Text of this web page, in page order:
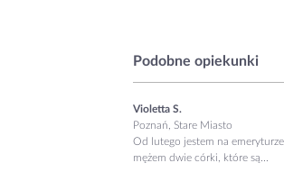
Podobne opiekunki
Violetta S.
Poznań, Stare Miasto
Od lutego jestem na
mężem dwie córki, które są...